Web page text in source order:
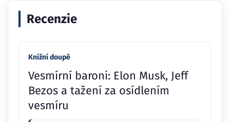
Recenzie
Knižní doupě
Vesmírní baroni: Elon Musk, Jeff
Bezos a tažení za osídlením
vesmíru